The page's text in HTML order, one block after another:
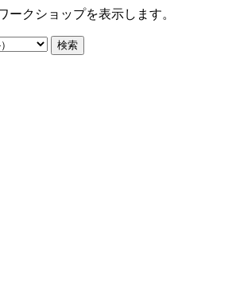
ークショップを表示します。
検索